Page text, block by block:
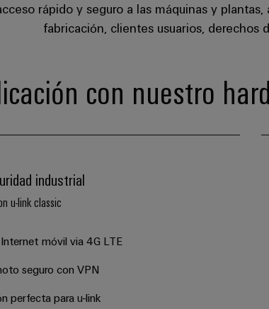
rápido y seguro a las máquinas y
fabricación, clientes usuarios, derechos
con nuestro
industrial
u-link classic
móvil via 4G LTE
seguro con VPN
perfecta para u-link